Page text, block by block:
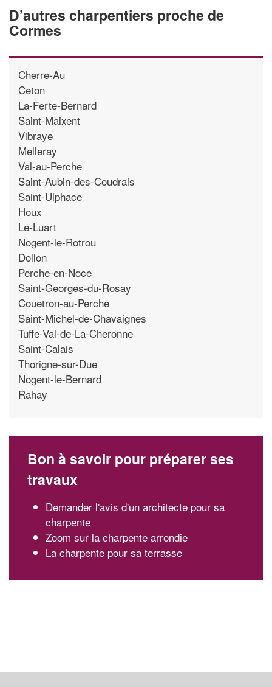
D’autres charpentiers proche de
Cormes
Cherre-Au
Ceton
La-Ferte-Bernard
Saint-Maixent
Vibraye
Melleray
Val-au-Perche
Saint-Aubin-des-Coudrais
Saint-Ulphace
Houx
Le-Luart
Nogent-le-Rotrou
Dollon
Perche-en-Noce
Saint-Georges-du-Rosay
Couetron-au-Perche
Saint-Michel-de-Chavaignes
Tuffe-Val-de-La-Cheronne
Saint-Calais
Thorigne-sur-Due
Nogent-le-Bernard
Rahay
Bon à savoir pour préparer ses
travaux
Demander l'avis d'un architecte pour sa
charpente
Zoom sur la charpente arrondie
La charpente pour sa terrasse